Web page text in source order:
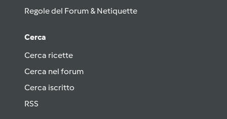
Regole del Forum & Netiquette
Cerca
Cerca ricette
Cerca nel forum
Cerca iscritto
RSS